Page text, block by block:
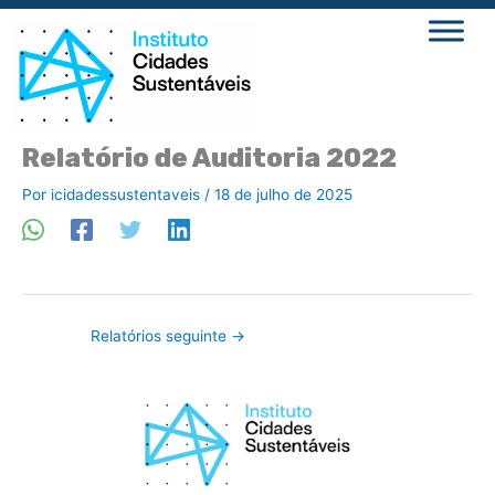
Ir
para
conteúdo
Relatório de Auditoria 2022
Por icidadessustentaveis / 18 de julho de 2025
Relatórios seguinte →